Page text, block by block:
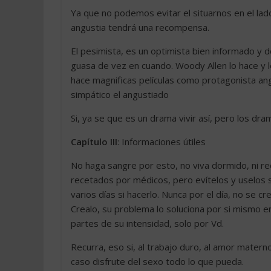
Ya que no podemos evitar el situarnos en el
angustia tendrá una recompensa.
El pesimista, es un optimista bien informado y
guasa de vez en cuando. Woody Allen lo hace
hace magnificas películas como protagonista
simpático el angustiado
Si, ya se que es un drama vivir así, pero los
Capítulo III: Informaciones útiles
No haga sangre por esto, no viva dormido, ni
recetados por médicos, pero evítelos y uselos
varios días si hacerlo. Nunca por el día, no se
Crealo, su problema lo soluciona por si mismo
partes de su intensidad, solo por Vd.
Recurra, eso si, al trabajo duro, al amor
caso disfrute del sexo todo lo que pueda.